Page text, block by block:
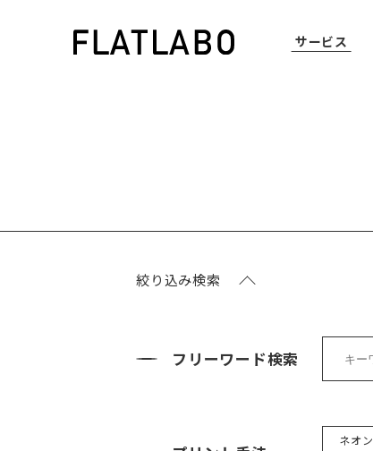
サービス
絞り込み検索
フリーワード検索
ネオン